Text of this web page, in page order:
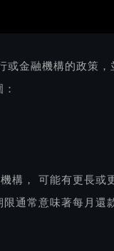
金融機構的政策
構， 可能有更長
通常意味著每月